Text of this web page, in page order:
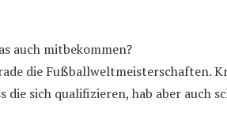
auch mitbekommen?
die Fußballweltmeisterschaften.
die sich qualifizieren, hab aber auch